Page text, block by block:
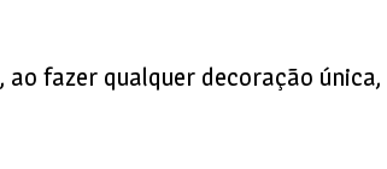
fazer qualquer decoração